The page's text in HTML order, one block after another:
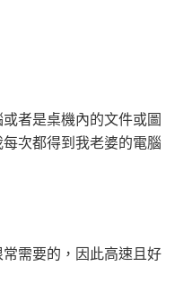
者是桌機內的文件或圖
次都得到我老婆的電腦
需要的，因此高速且好